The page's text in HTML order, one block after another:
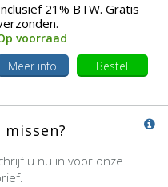
21% BTW. Gratis
voorraad
Meer info
Bestel
u nu in voor onze